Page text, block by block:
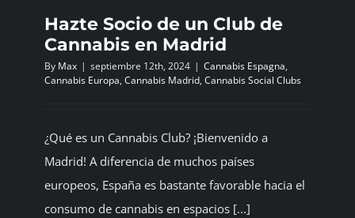
Hazte Socio de un Club de
Cannabis en Madrid
By Max | septiembre 12th, 2024 | Cannabis Espagna,
Cannabis Europa, Cannabis Madrid, Cannabis Social Clubs
¿Qué es un Cannabis Club? ¡Bienvenido a
Madrid! A diferencia de muchos países
europeos, España es bastante favorable hacia el
consumo de cannabis en espacios [...]